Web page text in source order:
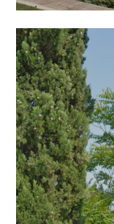
Colonna
A ricordo di
fiume Ronco,
cipressi: La